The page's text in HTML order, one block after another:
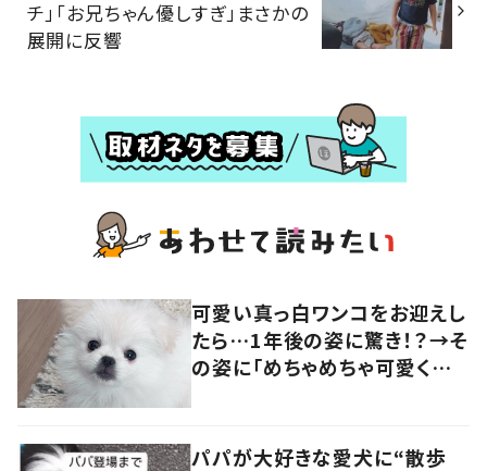
チ」「お兄ちゃん優しすぎ」まさかの
展開に反響
可愛い真っ白ワンコをお迎えし
たら…1年後の姿に驚き！？→そ
の姿に「めちゃめちゃ可愛くて
パパが大好きな愛犬に“散歩